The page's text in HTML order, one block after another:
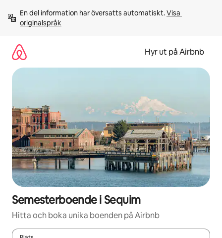
innehåll
En del information har översatts automatiskt. Visa
originalspråk
Hyr ut på Airbnb
Semesterboende i Sequim
Hitta och boka unika boenden på Airbnb